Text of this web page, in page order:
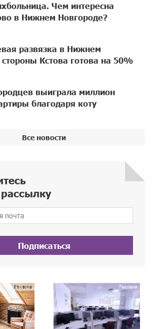
Чем интересна
в Нижнем Новгороде?
развязка в Нижнем
Кстова готова на 50%
выиграла миллион
благодаря коту
Все новости
Подписаться